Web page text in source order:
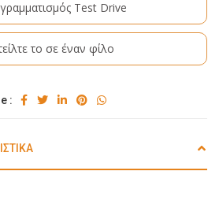
Test Drive
το σε έναν φίλο
: